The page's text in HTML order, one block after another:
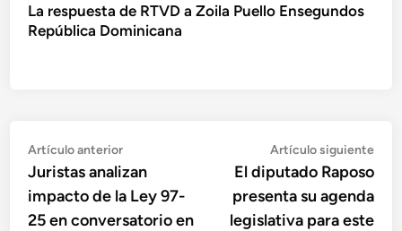
La respuesta de RTVD a Zoila Puello Ensegundos
República Dominicana
Navegación
de
entradas
Artículo anteriorArtículo
anterior:
Juristas analizan
impacto de la Ley 97-
25 en conversatorio en
Artículo siguiente
El diputado Raposo
presenta su agenda
legislativa para este